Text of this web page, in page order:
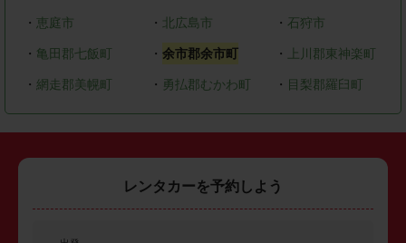
・ 恵庭市 ・ 北広島市 ・ 石狩市
・ 亀田郡七飯町 ・ 余市郡余市町 ・ 上川郡東神楽町
・ 網走郡美幌町 ・ 勇払郡むかわ町 ・ 目梨郡羅臼町
レンタカーを予約しよう